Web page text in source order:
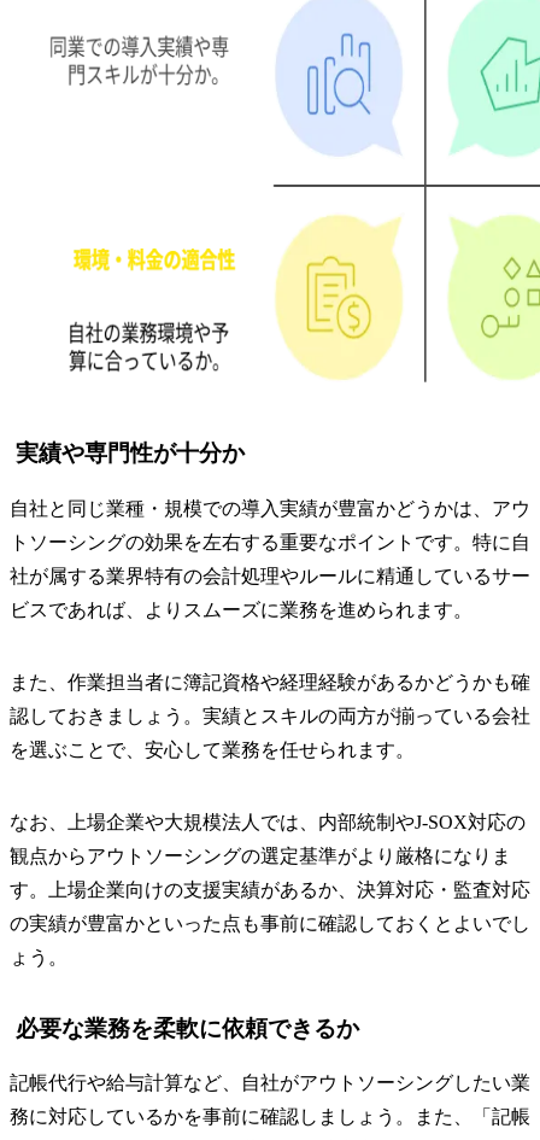
実績や専門性が十分か
自社と同じ業種・規模での導入実績が豊富かどうかは、アウ
トソーシングの効果を左右する重要なポイントです。特に自
社が属する業界特有の会計処理やルールに精通しているサー
ビスであれば、よりスムーズに業務を進められます。
また、作業担当者に簿記資格や経理経験があるかどうかも確
認しておきましょう。実績とスキルの両方が揃っている会社
を選ぶことで、安心して業務を任せられます。
なお、上場企業や大規模法人では、内部統制やJ-SOX対応の
観点からアウトソーシングの選定基準がより厳格になりま
す。上場企業向けの支援実績があるか、決算対応・監査対応
の実績が豊富かといった点も事前に確認しておくとよいでし
ょう。
必要な業務を柔軟に依頼できるか
記帳代行や給与計算など、自社がアウトソーシングしたい業
務に対応しているかを事前に確認しましょう。また、「記帳